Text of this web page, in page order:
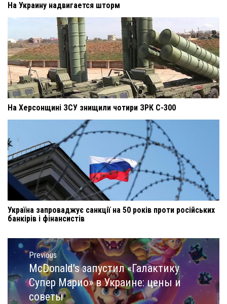
На Украину надвигается шторм
На Херсонщині ЗСУ знищили чотири ЗРК С-300
Україна запроваджує санкції на 50 років проти російських
банкірів і фінансистів
Навигация
по
записям
Previous
Previous
post:
McDonald’s запустил «Галактику
Супер Марио» в Украине: цены и
советы